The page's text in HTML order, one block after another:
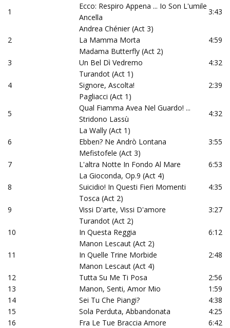
1
Ecco: Respiro Appena ... Io Son L'umile
Ancella
3:43
Andrea Chénier (Act 3)
2
La Mamma Morta
4:59
Madama Butterfly (Act 2)
3
Un Bel Dì Vedremo
4:32
Turandot (Act 1)
4
Signore, Ascolta!
2:39
Pagliacci (Act 1)
5
Qual Fiamma Avea Nel Guardo! ...
Stridono Lassù
4:32
La Wally (Act 1)
6
Ebben? Ne Andrò Lontana
3:55
Mefistofele (Act 3)
7
L'altra Notte In Fondo Al Mare
6:53
La Gioconda, Op.9 (Act 4)
8
Suicidio! In Questi Fieri Momenti
4:35
Tosca (Act 2)
9
Vissi D'arte, Vissi D'amore
3:27
Turandot (Act 2)
10
In Questa Reggia
6:12
Manon Lescaut (Act 2)
11
In Quelle Trine Morbide
2:48
Manon Lescaut (Act 4)
12
Tutta Su Me Ti Posa
2:56
13
Manon, Senti, Amor Mio
1:59
14
Sei Tu Che Piangi?
4:38
15
Sola Perduta, Abbandonata
4:25
16
Fra Le Tue Braccia Amore 6:42